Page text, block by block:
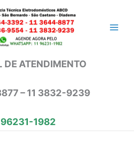
DE ATENDIMENTO
– 11 3832-9239
96231-1982